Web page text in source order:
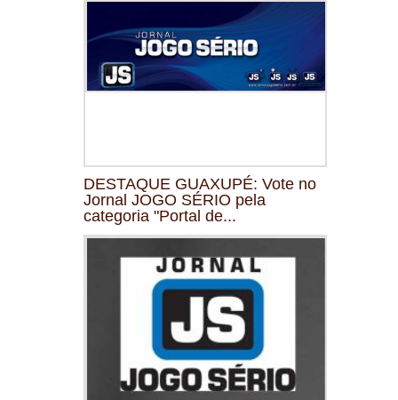
DESTAQUE GUAXUPÉ: Vote no
Jornal JOGO SÉRIO pela
categoria "Portal de...